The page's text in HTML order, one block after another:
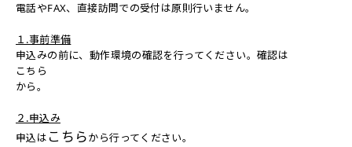
電話やFAX、直接訪問での受付は原則行いません。
１.事前準備
申込みの前に、動作環境の確認を行ってください。確認は
こちら
から。
２.申込み
申込は こちらから行ってください。